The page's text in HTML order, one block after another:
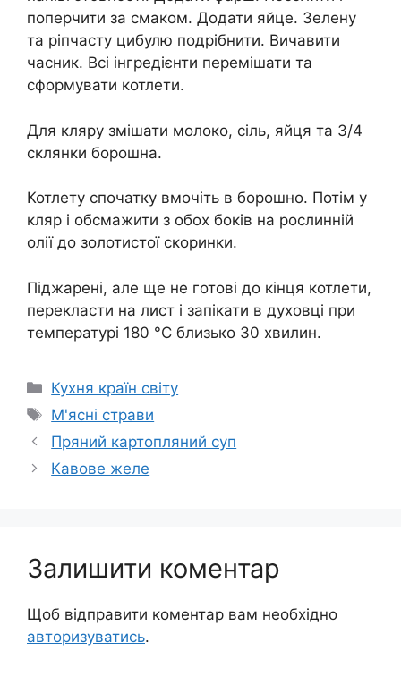
поперчити за смаком. Додати яйце. Зелену
та ріпчасту цибулю подрібнити. Вичавити
часник. Всі інгредієнти перемішати та
сформувати котлети.
Для кляру змішати молоко, сіль, яйця та 3/4
склянки борошна.
Котлету спочатку вмочіть в борошно. Потім у
кляр і обсмажити з обох боків на рослинній
олії до золотистої скоринки.
Піджарені, але ще не готові до кінця котлети,
перекласти на лист і запікати в духовці при
температурі 180 °C близько 30 хвилин.
Категорії
Кухня країн світу
Позначки
М'ясні страви
Пряний картопляний суп
Кавове желе
Залишити коментар
Щоб відправити коментар вам необхідно
авторизуватись.